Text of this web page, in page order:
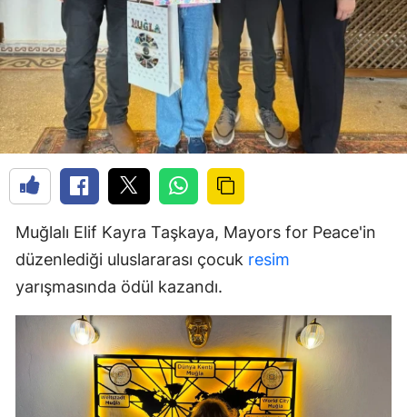
Muğlalı Elif Kayra Taşkaya, Mayors for Peace'in
düzenlediği uluslararası çocuk resim
yarışmasında ödül kazandı.